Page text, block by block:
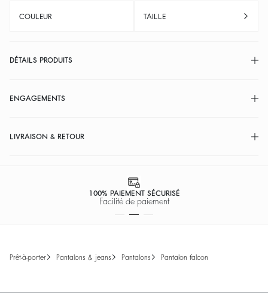
COULEUR TAILLE
DÉTAILS PRODUITS
ENGAGEMENTS
LIVRAISON & RETOUR
100% PAIEMENT SÉCURISÉ
Facilité de paiement
prêt-à-porter pantalons & jeans pantalons pantalon falcon